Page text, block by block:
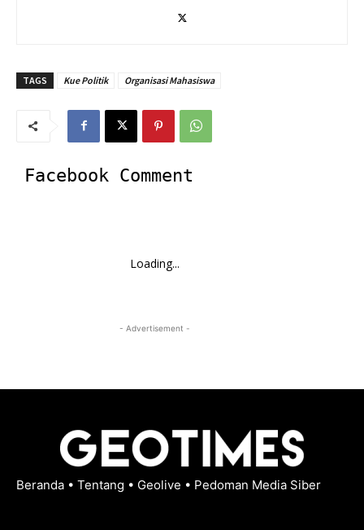
TAGS Kue Politik Organisasi Mahasiswa
Facebook Comment
Loading...
- Advertisement -
Beranda • Tentang • Geolive • Pedoman Media Siber